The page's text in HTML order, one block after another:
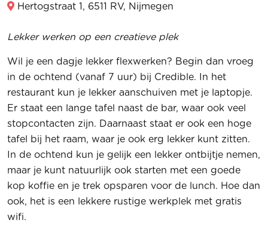
Hertogstraat 1, 6511 RV, Nijmegen
Lekker werken op een creatieve plek
Wil je een dagje lekker flexwerken? Begin dan vroeg
in de ochtend (vanaf 7 uur) bij Credible. In het
restaurant kun je lekker aanschuiven met je laptopje.
Er staat een lange tafel naast de bar, waar ook veel
stopcontacten zijn. Daarnaast staat er ook een hoge
tafel bij het raam, waar je ook erg lekker kunt zitten.
In de ochtend kun je gelijk een lekker ontbijtje nemen,
maar je kunt natuurlijk ook starten met een goede
kop koffie en je trek opsparen voor de lunch. Hoe dan
ook, het is een lekkere rustige werkplek met gratis
wifi.